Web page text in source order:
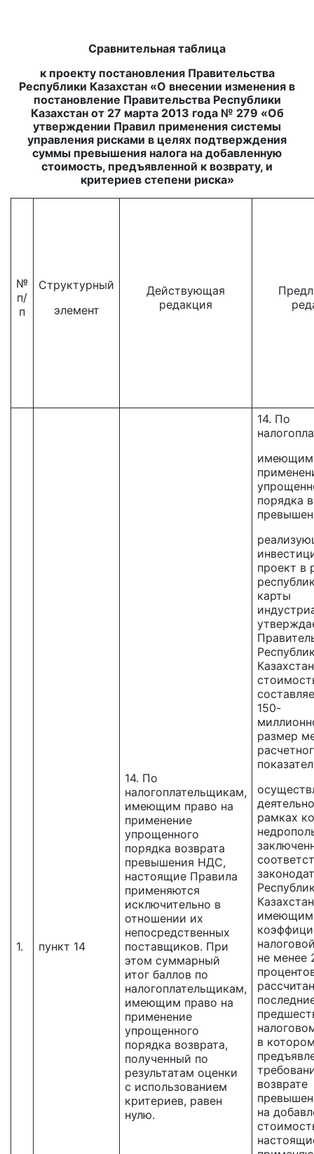
Сравнительная таблица
к проекту постановления Правительства
Республики Казахстан «О внесении изменения в
постановление Правительства Республики
Казахстан от 27 марта 2013 года № 279 «Об
утверждении Правил применения системы
управления рисками в целях подтверждения
суммы превышения налога на добавленную
стоимость, предъявленной к возврату, и
критериев степени риска»
№
п/
п
Структурный
элемент
Действующая
редакция
1. пункт 14
14. По
налогоплательщикам,
имеющим право на
применение
упрощенного
порядка возврата
превышения НДС,
настоящие Правила
применяются
исключительно в
отношении их
непосредственных
поставщиков. При
этом суммарный
итог баллов по
налогоплательщикам,
имеющим право на
применение
упрощенного
порядка возврата,
полученный по
результатам оценки
с использованием
критериев, равен
нулю.
14. По
имеющим
порядка
проект в
карты
150-
размер
рамках
имеющим
не менее
в
возврате
на